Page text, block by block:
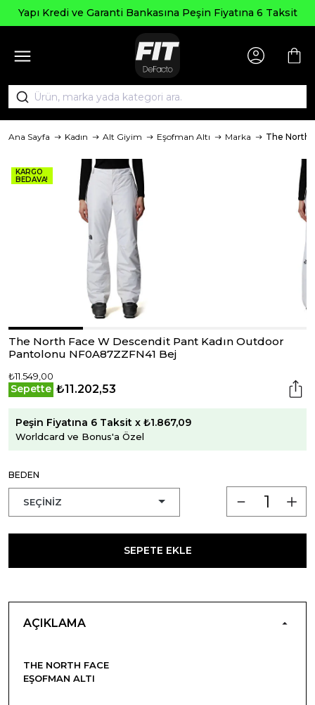
Yapı Kredi ve Garanti Bankasına Peşin Fiyatına 6 Taksit
Ana Sayfa Kadın Alt Giyim Eşofman Altı Marka The North
KARGO
BEDAVA!
The North Face W Descendit Pant Kadın Outdoor
Pantolonu NF0A87ZZFN41 Bej
₺11.549,00
Sepette ₺11.202,53
Peşin Fiyatına 6 Taksit x ₺1.867,09
Worldcard ve Bonus'a Özel
BEDEN
SEPETE EKLE
AÇIKLAMA
THE NORTH FACE
EŞOFMAN ALTI